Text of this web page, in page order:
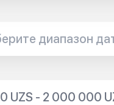
UZS - 2 000 000